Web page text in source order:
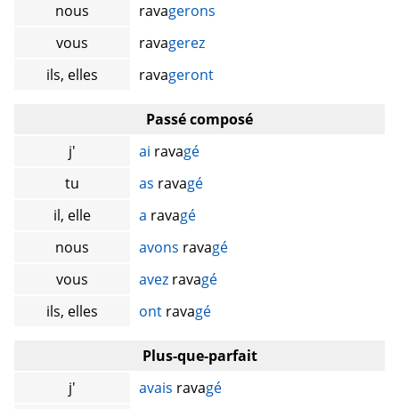
nous
ravagerons
vous
ravagerez
ils, elles
ravageront
Passé composé
j'
ai ravagé
tu
as ravagé
il, elle
a ravagé
nous
avons ravagé
vous
avez ravagé
ils, elles
ont ravagé
Plus-que-parfait
j'
avais ravagé